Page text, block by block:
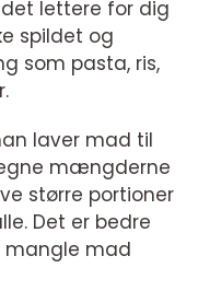
det lettere for dig
spildet og
som pasta, ris,
laver mad til
mængderne
større portioner
Det er bedre
mangle mad